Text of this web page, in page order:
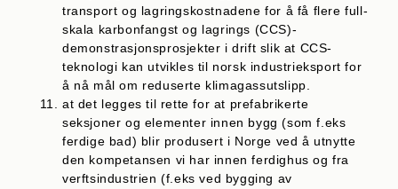
transport og lagringskostnadene for å få flere full­
skala karbonfangst og lagrings (CCS)-
demonstrasjonsprosjekter i drift slik at CCS-
teknologi kan utvikles til norsk industrieksport for
å nå mål om reduserte klima­gassutslipp.
at det legges til rette for at prefabrikerte
seksjoner og elementer innen bygg (som f.eks
ferdige bad) blir produsert i Norge ved å utnytte
den kompetansen vi har innen ferdighus og fra
verftsindustrien (f.eks ved bygging av